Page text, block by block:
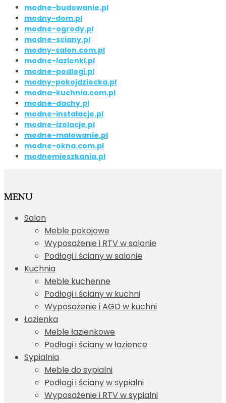
modne-budowanie.pl
modny-dom.pl
modne-ogrody.pl
modne-sciany.pl
modny-salon.com.pl
modne-lazienki.pl
modne-podlogi.pl
modny-pokojdziecka.pl
modna-kuchnia.com.pl
modne-dachy.pl
modne-instalacje.pl
modne-izolacje.pl
modne-malowanie.pl
modne-okna.com.pl
modnemieszkania.pl
MENU
Salon
Meble pokojowe
Wyposażenie i RTV w salonie
Podłogi i ściany w salonie
Kuchnia
Meble kuchenne
Podłogi i ściany w kuchni
Wyposażenie i AGD w kuchni
Łazienka
Meble łazienkowe
Podłogi i ściany w łazience
Sypialnia
Meble do sypialni
Podłogi i ściany w sypialni
Wyposażenie i RTV w sypialni